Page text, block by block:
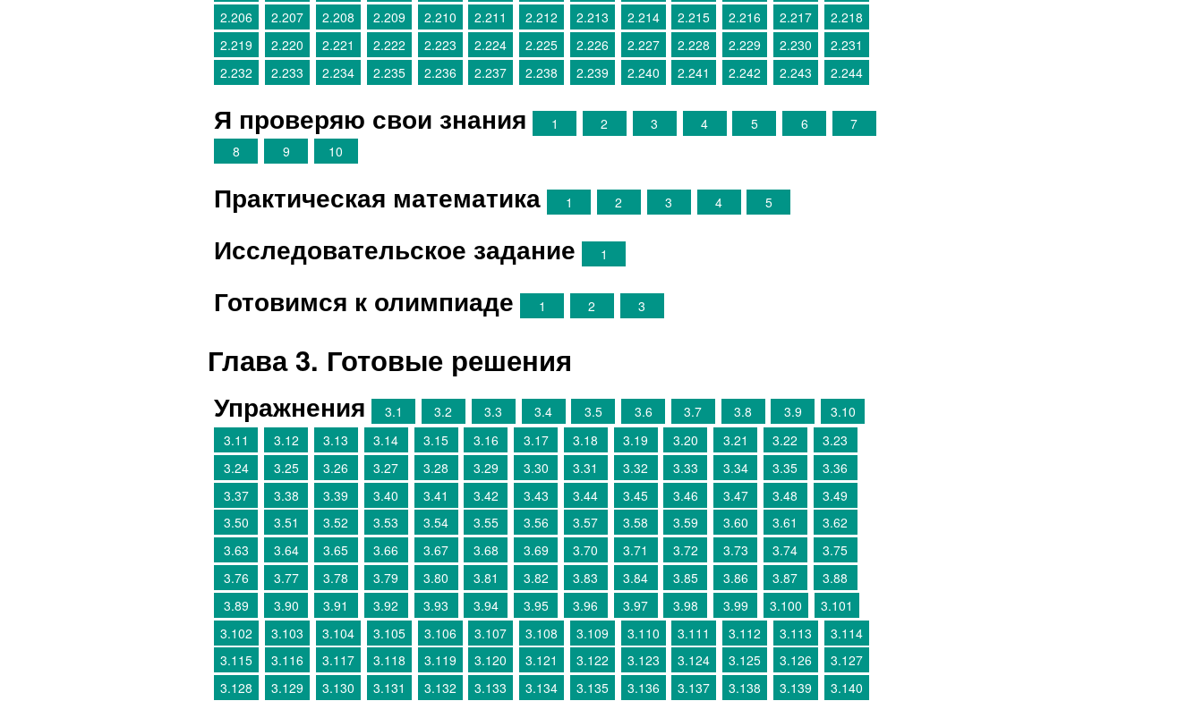
2.206
2.207 2.208 2.209 2.210 2.211 2.212 2.213 2.214 2.215 2.216 2.217
2.218
2.219
2.220 2.221 2.222 2.223 2.224 2.225 2.226 2.227 2.228 2.229 2.230
2.231
2.232
2.233 2.234 2.235 2.236 2.237 2.238 2.239 2.240 2.241 2.242 2.243 2.244
Я проверяю свои знания 1 2 3 4 5 6
7
8
9 10
Практическая математика 1 2 3 4 5
Исследовательское задание 1
Готовимся к олимпиаде 1 2 3
Глава 3. Готовые решения
Упражнения 3.1 3.2 3.3 3.4 3.5 3.6 3.7 3.8 3.9
3.10
3.11
3.12 3.13 3.14 3.15 3.16 3.17 3.18 3.19 3.20 3.21 3.22
3.23
3.24
3.25 3.26 3.27 3.28 3.29 3.30 3.31 3.32 3.33 3.34 3.35
3.36
3.37
3.38 3.39 3.40 3.41 3.42 3.43 3.44 3.45 3.46 3.47 3.48
3.49
3.50
3.51 3.52 3.53 3.54 3.55 3.56 3.57 3.58 3.59 3.60 3.61
3.62
3.63
3.64 3.65 3.66 3.67 3.68 3.69 3.70 3.71 3.72 3.73 3.74
3.75
3.76
3.77 3.78 3.79 3.80 3.81 3.82 3.83 3.84 3.85 3.86 3.87
3.88
3.89
3.90 3.91 3.92 3.93 3.94 3.95 3.96 3.97 3.98 3.99 3.100
3.101
3.102
3.103 3.104 3.105 3.106 3.107 3.108 3.109 3.110 3.111 3.112 3.113
3.114
3.115
3.116 3.117 3.118 3.119 3.120 3.121 3.122 3.123 3.124 3.125 3.126
3.127
3.128
3.129 3.130 3.131 3.132 3.133 3.134 3.135 3.136 3.137 3.138 3.139 3.140